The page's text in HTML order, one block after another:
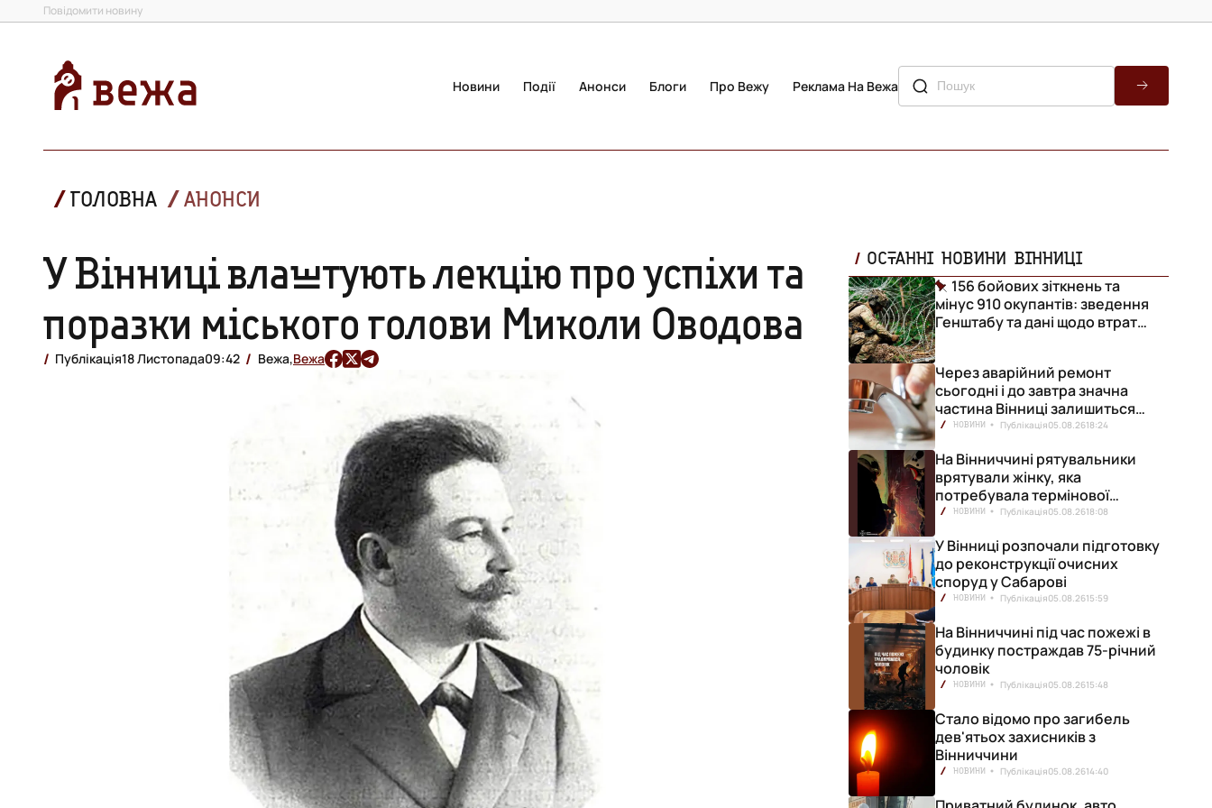
Повідомити новину
Новини Події Анонси Блоги Про Вежу Реклама На Вежа
ГОЛОВНА АНОНСИ
У Вінниці влаштують лекцію про успіхи та
поразки міського голови Миколи Оводова
Публікація18 Листопада09:42 Вежа,Вежа
ОСТАННІ НОВИНИ ВІННИЦІ
156 бойових зіткнень та
мінус 910 окупантів: зведення
Генштабу та дані щодо втрат
Через аварійний ремонт
сьогодні і до завтра значна
частина Вінниці залишиться
без води
НОВИНИ Публікація05.08.2618:24
На Вінниччині рятувальники
врятували жінку, яка
потребувала термінової
медичної допомоги
НОВИНИ Публікація05.08.2618:08
У Вінниці розпочали підготовку
до реконструкції очисних
споруд у Сабарові
НОВИНИ Публікація05.08.2615:59
На Вінниччині під час пожежі в
будинку постраждав 75-річний
чоловік
НОВИНИ Публікація05.08.2615:48
Стало відомо про загибель
дев'ятьох захисників з
Вінниччини
НОВИНИ Публікація05.08.2614:40